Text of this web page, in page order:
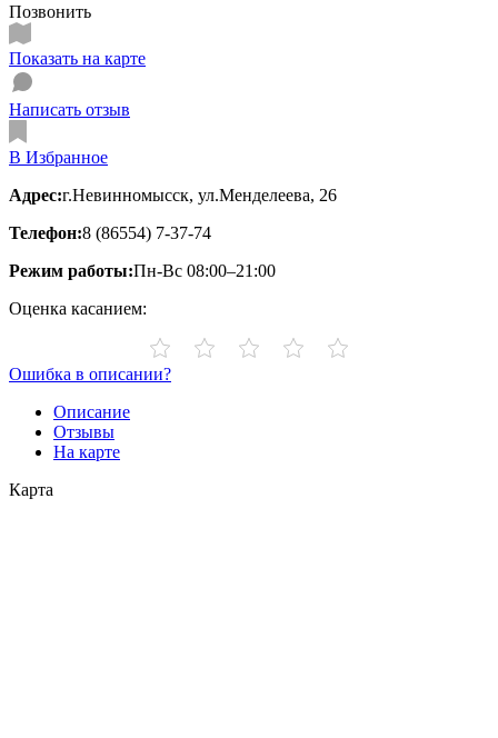
Позвонить
Показать на карте
Написать отзыв
В Избранное
Адрес:г.Невинномысск, ул.Менделеева, 26
Телефон:8 (86554) 7-37-74
Режим работы:Пн-Вс 08:00–21:00
Оценка касанием:
Ошибка в описании?
Описание
Отзывы
На карте
Карта